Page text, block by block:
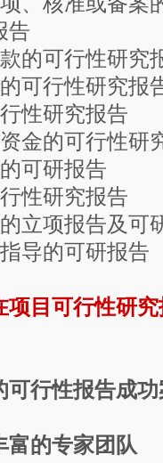
告
的可行性研究
可行性研究报
性研究报告
金的可行性研
可研报告
性研究报告
立项报告及可
导的可研报告
目可行性研
行性报告成功
的专家团队